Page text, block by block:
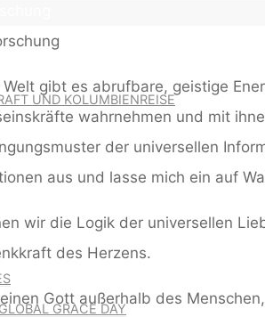
UND KOLUMBIENREISE
GRACE DAY
Welt gibt es abrufbare, geistige
wahrnehmen und mit
der universellen
aus und lasse mich ein auf
wir die Logik der universellen
des Herzens.
Gott außerhalb des